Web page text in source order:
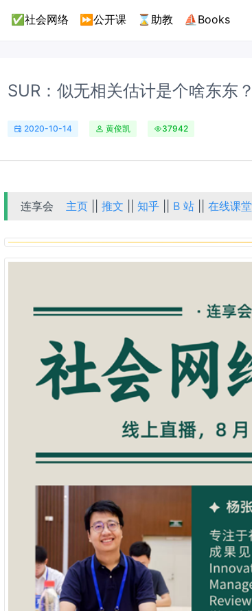
✅社会网络 ⏩公开课 ⌛助教 ⛵Books
SUR：似无相关估计是个啥东东？
2020-10-14 黄俊凯 37942
连享会 主页 ||推文 ||知乎 B 站 ||在线课堂